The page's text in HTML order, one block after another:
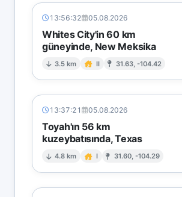
13:56:32 05.08.2026
Whites City'in 60 km
güneyinde, New Meksika
3.5 km II 31.63, -104.42
13:37:21 05.08.2026
Toyah'ın 56 km
kuzeybatısında, Texas
4.8 km I 31.60, -104.29